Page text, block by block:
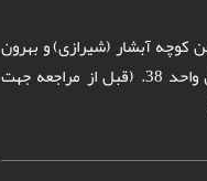
کوچه آبشار (شیرازی) و بهرون
مجتمع سهامی طبقه اول واحد 38. (قبل از مراجعه جهت